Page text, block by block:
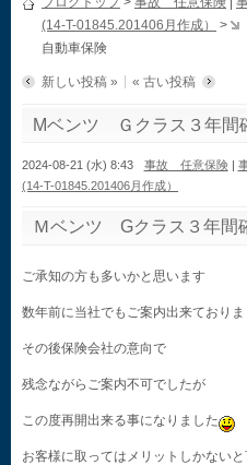
(14-T-01845.201406月作成）
>
自動車保険
新しい投稿 » « 古い投稿
Mベンツ Ｇクラス３年間
2024-08-21 (水) 8:43 事故 任意保険|
(14-T-01845.201406月作成）
Ｍベンツ Gクラス３年間
ご承知の方も多いかと思います
数年前に当社でもご案内出来ておりま
その後保険会社の意向で
残念ながらご案内不可でしたが
この度再開出来る事になりました
お客様に取ってはメリットしかない